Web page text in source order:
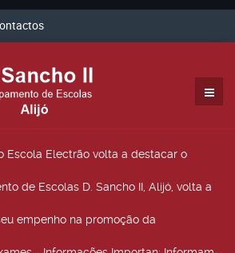
Escola Electrão volta a destacar o
de Escolas D. Sancho II, Alijó, volta a
empenho na promoção da